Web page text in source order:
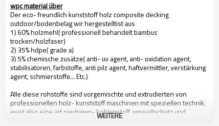
wpc material über
Der eco- freundlich kunststoff holz composite decking
outdoor/bodenbelag wir hergestelltist aus
1) 60% holzmehl( professionell behandelt bambus
trocken/holzfaser)
2) 35% hdpe( grade a)
3) 5% chemische zusätze( anti- uv agent, anti- oxidation agent,
stabilisatoren, farbstoffe, anti pilz agent, haftvermittler, verstärkung
agent, schmierstoffe... Etc.)
Alle diese rohstoffe sind vorgemischte und extrudierten von
professionellen holz- kunststoff maschinen mit speziellen technik,
esist also eine art niedrigen- kohlenstoff, umweltschutz und
WEITERE